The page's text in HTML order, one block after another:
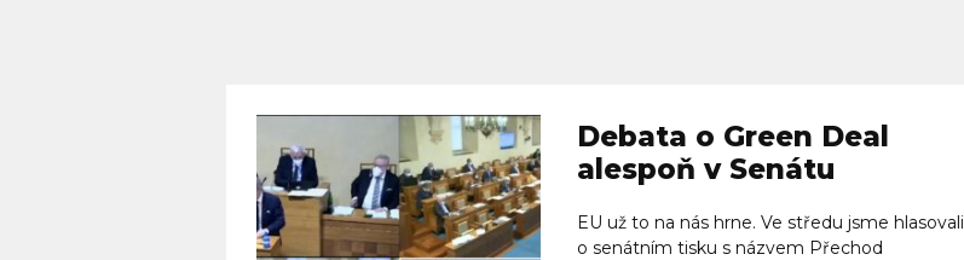
Debata o Green Deal
alespoň v Senátu
EU už to na nás hrne. Ve středu jsme hlasovali
o senátním tisku s názvem Přechod